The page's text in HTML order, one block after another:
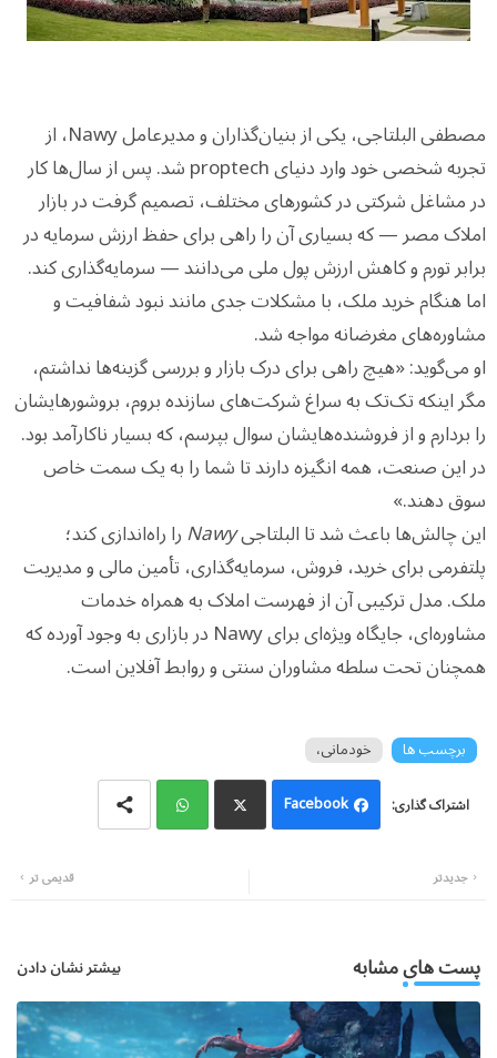
مصطفی البلتاجی، یکی از بنیان‌گذاران و مدیرعامل Nawy، از
تجربه شخصی خود وارد دنیای proptech شد. پس از سال‌ها کار
در مشاغل شرکتی در کشورهای مختلف، تصمیم گرفت در بازار
املاک مصر — که بسیاری آن را راهی برای حفظ ارزش سرمایه در
برابر تورم و کاهش ارزش پول ملی می‌دانند — سرمایه‌گذاری کند.
اما هنگام خرید ملک، با مشکلات جدی مانند نبود شفافیت و
مشاوره‌های مغرضانه مواجه شد.
او می‌گوید: «هیچ راهی برای درک بازار و بررسی گزینه‌ها نداشتم،
مگر اینکه تک‌تک به سراغ شرکت‌های سازنده بروم، بروشورهایشان
را بردارم و از فروشنده‌هایشان سوال بپرسم، که بسیار ناکارآمد بود.
در این صنعت، همه انگیزه دارند تا شما را به یک سمت خاص
سوق دهند.»
این چالش‌ها باعث شد تا البلتاجیNawyرا راه‌اندازی کند؛
پلتفرمی برای خرید، فروش، سرمایه‌گذاری، تأمین مالی و مدیریت
ملک. مدل ترکیبی آن از فهرست املاک به همراه خدمات
مشاوره‌ای، جایگاه ویژه‌ای برای Nawy در بازاری به وجود آورده که
همچنان تحت سلطه مشاوران سنتی و روابط آفلاین است.
برچسب ها
خودمانی،
Facebook
جدیدتر قدیمی تر
پست های مشابه بیشتر نشان دادن